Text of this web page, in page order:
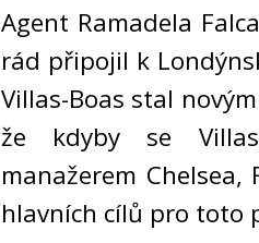
Agent Ramadela
rád připojil k
Villas-Boas stal
že kdyby se
manažerem
hlavních cílů pro toto